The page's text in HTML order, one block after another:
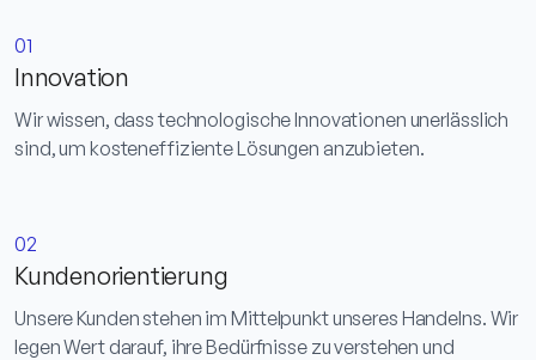
01
Innovation
Wir wissen, dass technologische Innovationen unerlässlich
sind, um kosteneffiziente Lösungen anzubieten.
02
Kundenorientierung
Unsere Kunden stehen im Mittelpunkt unseres Handelns. Wir
legen Wert darauf, ihre Bedürfnisse zu verstehen und